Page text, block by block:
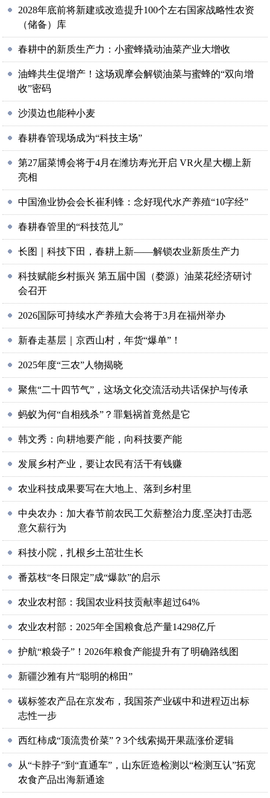
2028年底前将新建或改造提升100个左右国家战略性农资
（储备）库
春耕中的新质生产力：小蜜蜂撬动油菜产业大增收
油蜂共生促增产！这场观摩会解锁油菜与蜜蜂的“双向增
收”密码
沙漠边也能种小麦
春耕春管现场成为“科技主场”
第27届菜博会将于4月在潍坊寿光开启 VR火星大棚上新
亮相
中国渔业协会会长崔利锋：念好现代水产养殖“10字经”
春耕春管里的“科技范儿”
长图｜科技下田，春耕上新——解锁农业新质生产力
科技赋能乡村振兴 第五届中国（婺源）油菜花经济研讨
会召开
2026国际可持续水产养殖大会将于3月在福州举办
新春走基层｜京西山村，年货“爆单”！
2025年度“三农”人物揭晓
聚焦“二十四节气”，这场文化交流活动共话保护与传承
蚂蚁为何“自相残杀”？罪魁祸首竟然是它
韩文秀：向耕地要产能，向科技要产能
发展乡村产业，要让农民有活干有钱赚
农业科技成果要写在大地上、落到乡村里
中央农办：加大春节前农民工欠薪整治力度,坚决打击恶
意欠薪行为
科技小院，扎根乡土茁壮生长
番荔枝“冬日限定”成“爆款”的启示
农业农村部：我国农业科技贡献率超过64%
农业农村部：2025年全国粮食总产量14298亿斤
护航“粮袋子”！2026年粮食产能提升有了明确路线图
新疆沙雅有片“聪明的棉田”
碳标签农产品在京发布，我国茶产业碳中和进程迈出标
志性一步
西红柿成“顶流贵价菜”？3个线索揭开果蔬涨价逻辑
从“卡脖子”到“直通车”，山东匠造检测以“检测互认”拓宽
农食产品出海新通途